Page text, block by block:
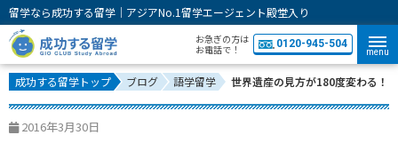
留学なら成功する留学｜アジアNo.1留学エージェント殿堂入り
お急ぎの方は
お電話で！
0120-945-504
menu
成功する留学トップ ブログ 語学留学 世界遺産の見方が180度変わる！
2016年3月30日